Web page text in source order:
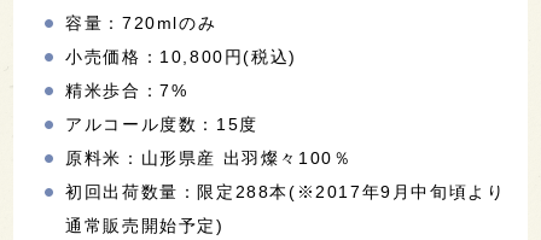
容量：720mlのみ
小売価格：10,800円(税込)
精米歩合：7%
アルコール度数：15度
原料米：山形県産 出羽燦々100％
初回出荷数量：限定288本(※2017年9月中旬頃より
通常販売開始予定)